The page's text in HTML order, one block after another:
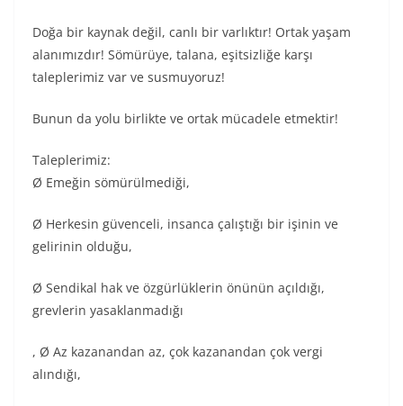
Doğa bir kaynak değil, canlı bir varlıktır! Ortak yaşam
alanımızdır! Sömürüye, talana, eşitsizliğe karşı
taleplerimiz var ve susmuyoruz!
Bunun da yolu birlikte ve ortak mücadele etmektir!
Taleplerimiz:
Ø Emeğin sömürülmediği,
Ø Herkesin güvenceli, insanca çalıştığı bir işinin ve
gelirinin olduğu,
Ø Sendikal hak ve özgürlüklerin önünün açıldığı,
grevlerin yasaklanmadığı
, Ø Az kazanandan az, çok kazanandan çok vergi
alındığı,